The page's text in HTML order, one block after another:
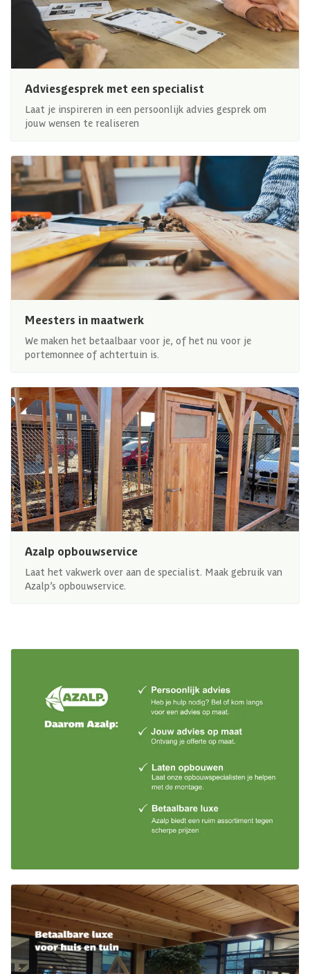
Adviesgesprek met een specialist
Laat je inspireren in een persoonlijk advies gesprek om
jouw wensen te realiseren
Meesters in maatwerk
We maken het betaalbaar voor je, of het nu voor je
portemonnee of achtertuin is.
Azalp opbouwservice
Laat het vakwerk over aan de specialist. Maak gebruik van
Azalp’s opbouwservice.